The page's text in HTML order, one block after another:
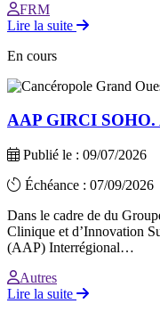
FRM
Lire la suite
En cours
AAP GIRCI SOHO.
Publié le : 09/07/2026
Échéance : 07/09/2026
Dans le cadre de du
Clinique et d’Innovation
(AAP) Interrégional…
Autres
Lire la suite